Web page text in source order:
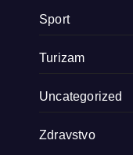
Sport
Turizam
Uncategorized
Zdravstvo